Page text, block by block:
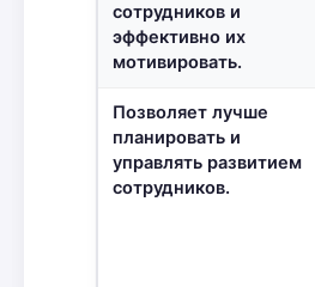
сотрудников и
эффективно их
мотивировать.
Позволяет лучше
планировать и
управлять развитием
сотрудников.